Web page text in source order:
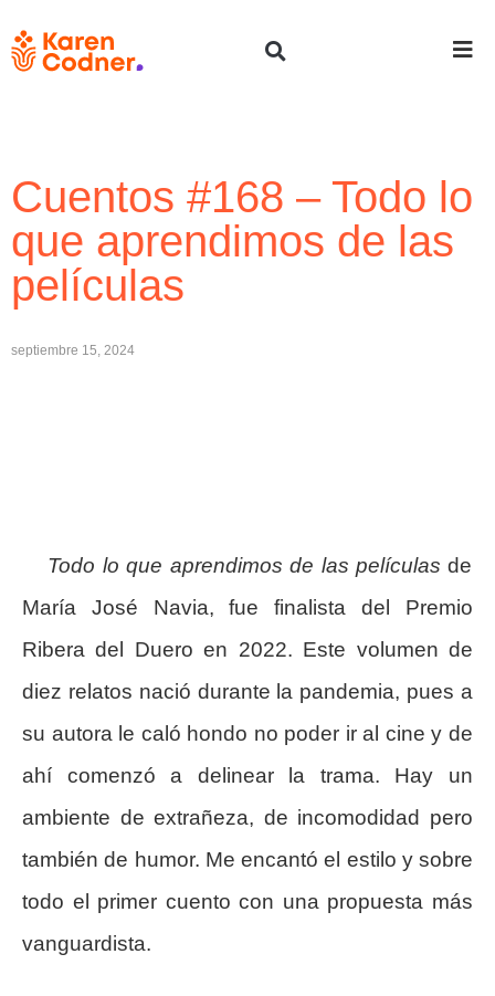
Cuentos #168 – Todo lo
que aprendimos de las
películas
septiembre 15, 2024
Todo lo que aprendimos de las películas de
María José Navia, fue finalista del Premio
Ribera del Duero en 2022. Este volumen de
diez relatos nació durante la pandemia, pues a
su autora le caló hondo no poder ir al cine y de
ahí comenzó a delinear la trama. Hay un
ambiente de extrañeza, de incomodidad pero
también de humor. Me encantó el estilo y sobre
todo el primer cuento con una propuesta más
vanguardista.